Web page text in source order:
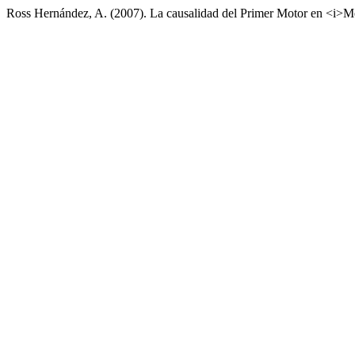
Ross Hernández, A. (2007). La causalidad del Primer Motor en